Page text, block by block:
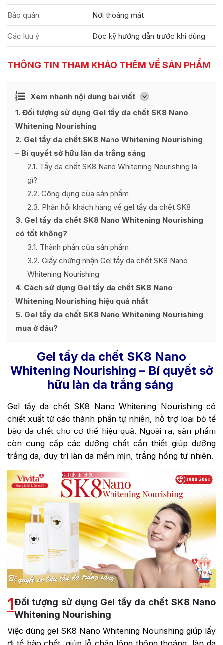
Bảo quản Nơi thoáng mát
Các lưu ý Đọc kỹ hướng dẫn trước khi dùng
THÔNG TIN THAM KHẢO THÊM VỀ SẢN PHẨM
Xem nhanh nội dung bài viết [
Ẩn
1 Đối tượng sử dụng Gel tẩy da chết SK8 Nano
Whitening Nourishing
2 Gel tẩy da chết SK8 Nano Whitening Nourishing
– Bí quyết sở hữu làn da trắng sáng
2.1 Tẩy da chết SK8 Nano Whitening Nourishing là
gì?
2.2 Công dụng của sản phẩm
2.3 Phản hồi khách hàng về gel tẩy da chết SK8
3 Gel tẩy da chết SK8 Nano Whitening Nourishing
có tốt không?
3.1 Thành phần của sản phẩm
3.2 Giấy chứng nhận Gel tẩy da chết SK8 Nano
Whitening Nourishing
4 Cách sử dụng Gel tẩy da chết SK8 Nano
Whitening Nourishing hiệu quả nhất
5 Gel tẩy da chết SK8 Nano Whitening Nourishing
mua ở đâu?
Gel tẩy da chết SK8 Nano
Whitening Nourishing – Bí quyết sở
hữu làn da trắng sáng
Gel tẩy da chết SK8 Nano Whitening Nourishing có
chiết xuất từ các thành phần tự nhiên, hỗ trợ loại bỏ tế
bào da chết cho cơ thể hiệu quả. Ngoài ra, sản phẩm
còn cung cấp các dưỡng chất cần thiết giúp dưỡng
trắng da, duy trì làn da mềm mịn, trắng hồng tự nhiên.
1Đối tượng sử dụng Gel tẩy da chết SK8 Nano
Whitening Nourishing
Việc dùng gel SK8 Nano Whitening Nourishing giúp lấy